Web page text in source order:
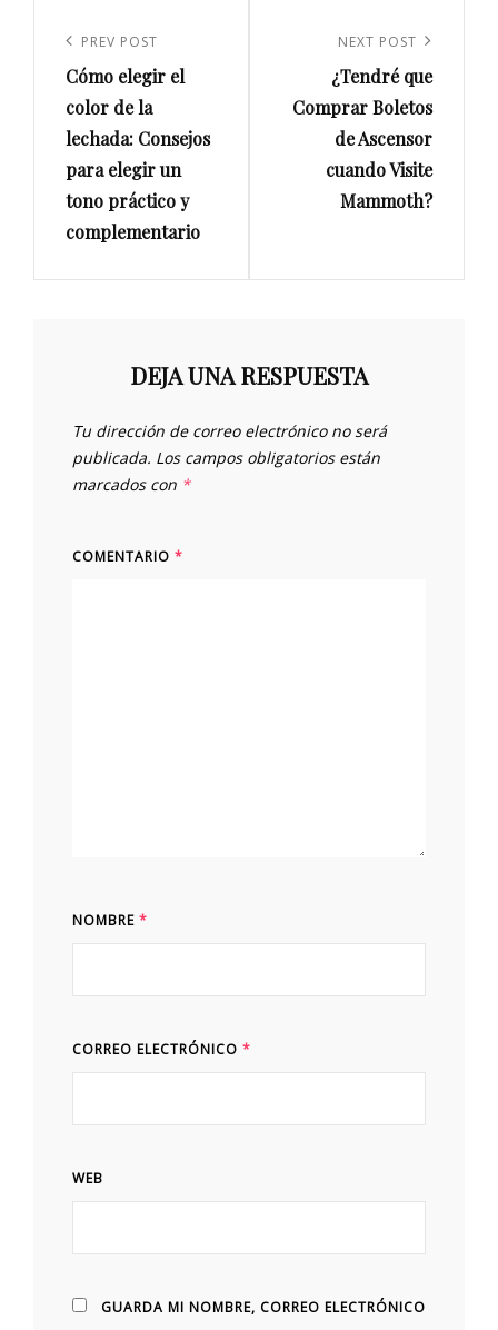
entradas
Previous
Post
PREV POST
Cómo elegir el
color de la
lechada: Consejos
para elegir un
tono práctico y
complementario
NEXT POST
¿Tendré que
Comprar Boletos
de Ascensor
cuando Visite
Mammoth?
DEJA UNA RESPUESTA
Tu dirección de correo electrónico no será
publicada. Los campos obligatorios están
marcados con *
COMENTARIO *
NOMBRE *
CORREO ELECTRÓNICO *
WEB
GUARDA MI NOMBRE, CORREO ELECTRÓNICO